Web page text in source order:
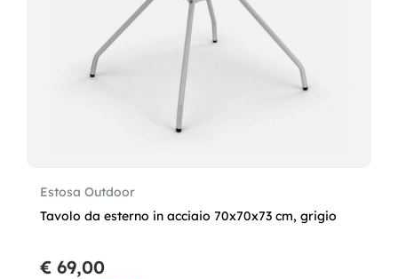
Estosa Outdoor
Tavolo da esterno in acciaio 70x70x73 cm, grigio
€ 69,00